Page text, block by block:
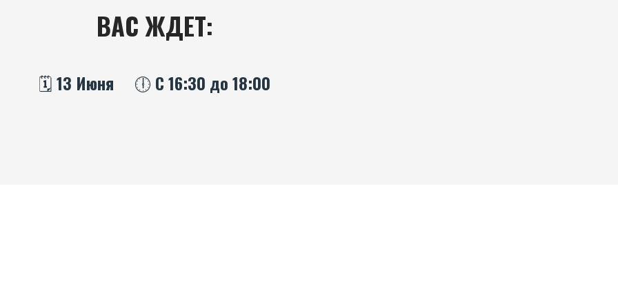
ВАС ЖДЕТ:
🗓️ 13 Июня 🕕 С 16:30 до 18:00